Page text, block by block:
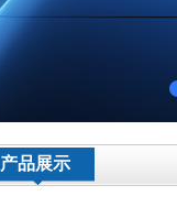
产品展示